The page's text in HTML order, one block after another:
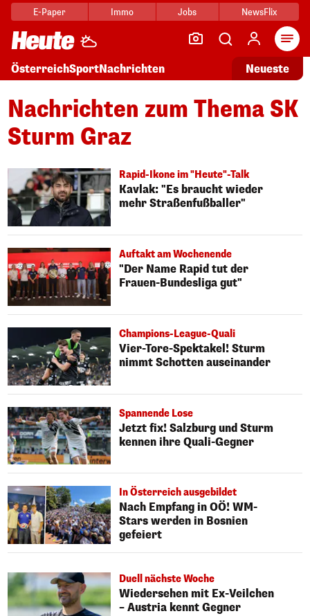
E-Paper Immo Jobs NewsFlix
ÖsterreichSportNachrichten Neueste
Nachrichten zum Thema SK
Sturm Graz
Rapid-Ikone im "Heute"-Talk
Kavlak: "Es braucht wieder
mehr Straßenfußballer"
Auftakt am Wochenende
"Der Name Rapid tut der
Frauen-Bundesliga gut"
Champions-League-Quali
Vier-Tore-Spektakel! Sturm
nimmt Schotten auseinander
Spannende Lose
Jetzt fix! Salzburg und Sturm
kennen ihre Quali-Gegner
In Österreich ausgebildet
Nach Empfang in OÖ! WM-
Stars werden in Bosnien
gefeiert
Duell nächste Woche
Wiedersehen mit Ex-Veilchen
– Austria kennt Gegner